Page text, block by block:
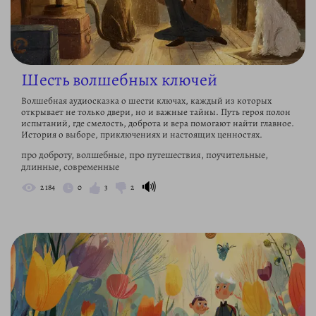
Шесть волшебных ключей
Волшебная аудиосказка о шести ключах, каждый из которых
открывает не только двери, но и важные тайны. Путь героя полон
испытаний, где смелость, доброта и вера помогают найти главное.
История о выборе, приключениях и настоящих ценностях.
про доброту, волшебные, про путешествия, поучительные,
длинные, современные
2 184 0 3 2 🔊